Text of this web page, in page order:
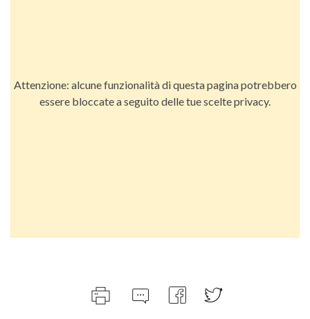
Attenzione: alcune funzionalità di questa pagina potrebbero
essere bloccate a seguito delle tue scelte privacy.